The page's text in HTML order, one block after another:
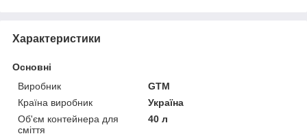
Характеристики
Основні
Виробник
GTM
Країна виробник
Україна
Об'єм контейнера для
сміття
40 л